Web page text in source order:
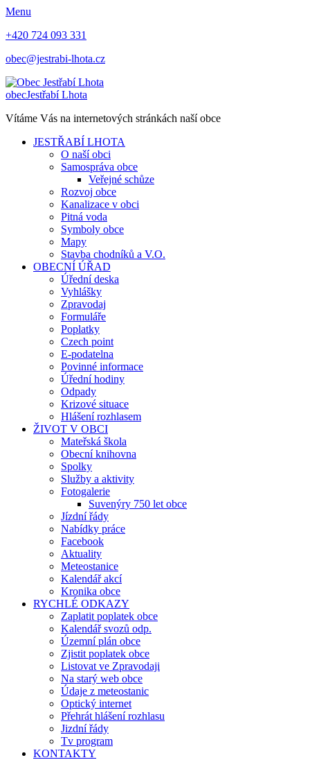
Menu
+420 724 093 331
obec@jestrabi-lhota.cz
obecJestřabí Lhota
Vítáme Vás na internetových stránkách naší obce
JESTŘABÍ LHOTA
O naší obci
Samospráva obce
Veřejné schůze
Rozvoj obce
Kanalizace v obci
Pitná voda
Symboly obce
Mapy
Stavba chodníků a V.O.
OBECNÍ ÚŘAD
Úřední deska
Vyhlášky
Zpravodaj
Formuláře
Poplatky
Czech point
E-podatelna
Povinné informace
Úřední hodiny
Odpady
Krizové situace
Hlášení rozhlasem
ŽIVOT V OBCI
Mateřská škola
Obecní knihovna
Spolky
Služby a aktivity
Fotogalerie
Suvenýry 750 let obce
Jízdní řády
Nabídky práce
Facebook
Aktuality
Meteostanice
Kalendář akcí
Kronika obce
RYCHLÉ ODKAZY
Zaplatit poplatek obce
Kalendář svozů odp.
Územní plán obce
Zjistit poplatek obce
Listovat ve Zpravodaji
Na starý web obce
Údaje z meteostanic
Optický internet
Přehrát hlášení rozhlasu
Jizdní řády
Tv program
KONTAKTY